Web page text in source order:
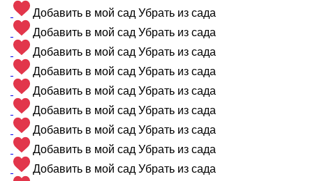
Добавить в мой сад Убрать из сада
Добавить в мой сад Убрать из сада
Добавить в мой сад Убрать из сада
Добавить в мой сад Убрать из сада
Добавить в мой сад Убрать из сада
Добавить в мой сад Убрать из сада
Добавить в мой сад Убрать из сада
Добавить в мой сад Убрать из сада
Добавить в мой сад Убрать из сада